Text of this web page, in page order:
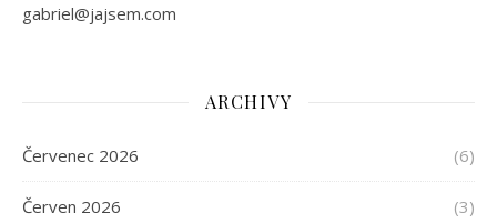
gabriel@jajsem.com
ARCHIVY
Červenec 2026 (6)
Červen 2026 (3)